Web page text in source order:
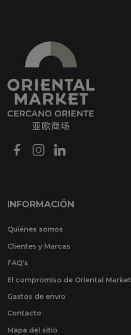
INFORMACIÓN
Quiénes somos
Clientes y Marcas
FAQ's
El compromiso de Oriental Market
Gastos de envío
Contacto
Mapa del sitio